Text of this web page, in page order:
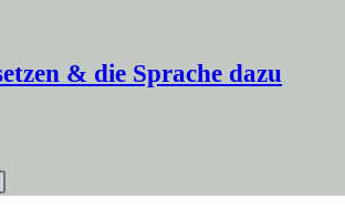
& die Sprache dazu